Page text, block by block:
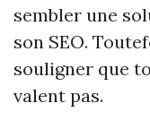
sembler une
son SEO.
souligner que
valent pas.